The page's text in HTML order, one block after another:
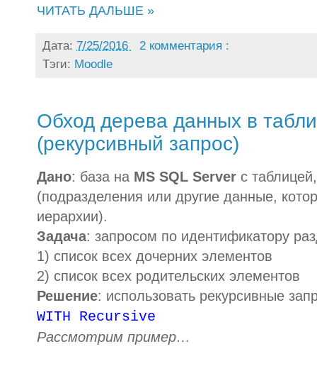
ЧИТАТЬ ДАЛЬШЕ »
Дата: 7/25/2016
2 комментария :
Тэги: Moodle
Обход дерева данных в
(рекурсивный запрос)
Дано: база на MS SQL Server с
(подразделения или другие данные,
иерархии).
Задача: запросом по идентификатору
1) список всех дочерних элементов
2) список всех родительских элементов
Решение: использовать рекурсивные
WITH Recursive
Рассмотрим пример…